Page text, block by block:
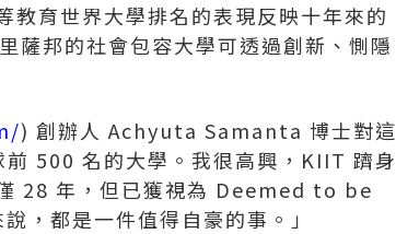
育世界大學排名的表現反映十年來的
薩邦的社會包容大學可透過創新、惻隱
) 創辦人 Achyuta Samanta 博士對這
500 名的大學。我很高興，KIIT 躋身
28 年，但已獲視為 Deemed to be
，都是一件值得自豪的事。」